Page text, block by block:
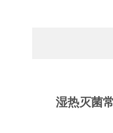
湿热灭菌